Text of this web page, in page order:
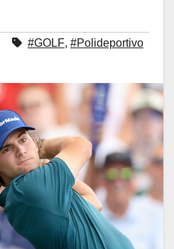
#GOLF, #Polideportivo